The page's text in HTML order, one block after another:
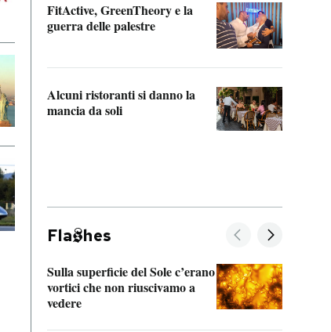
FitActive, GreenTheory e la
guerra delle palestre
Alcuni ristoranti si danno la
mancia da soli
Fla hes
Sulla superficie del Sole c’erano
vortici che non riuscivamo a
vedere